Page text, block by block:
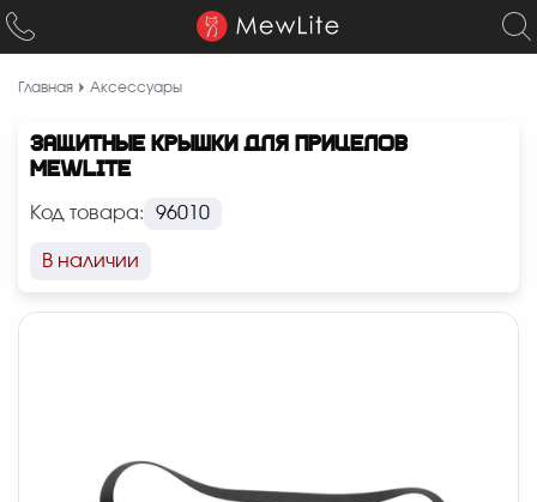
Главная Аксессуары
ЗАЩИТНЫЕ КРЫШКИ ДЛЯ ПРИЦЕЛОВ
MEWLITE
Код товара: 96010
В наличии